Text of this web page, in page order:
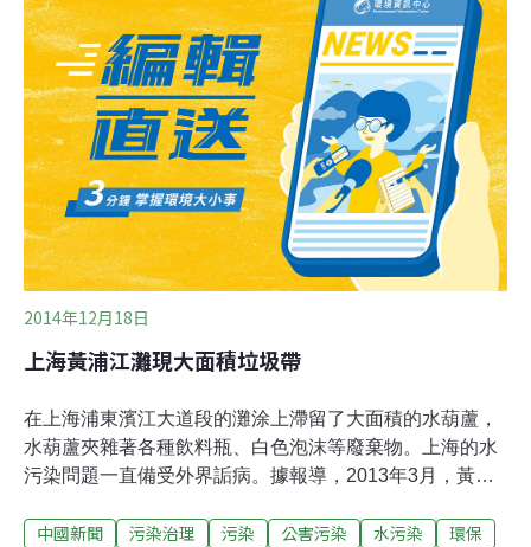
未普及，上游有養豬戶聚落，中下游沿岸工業區林立，污
水由支流排入大圳，造成水質污染。
2014年12月18日
上海黃浦江灘現大面積垃圾帶
在上海浦東濱江大道段的灘涂上滯留了大面積的水葫蘆，
水葫蘆夾雜著各種飲料瓶、白色泡沫等廢棄物。上海的水
污染問題一直備受外界詬病。據報導，2013年3月，黃浦
總數已達8965頭，而在死豬打撈地黃浦江上游即是上海市
中國新聞 污染治理 污染 公害污染 水污染 環保